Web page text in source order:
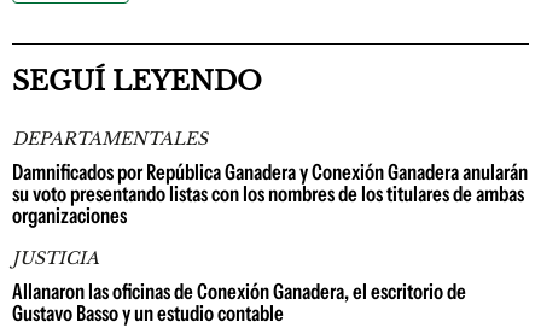
SEGUÍ LEYENDO
DEPARTAMENTALES
Damnificados por República Ganadera y Conexión Ganadera anularán
su voto presentando listas con los nombres de los titulares de ambas
organizaciones
JUSTICIA
Allanaron las oficinas de Conexión Ganadera, el escritorio de
Gustavo Basso y un estudio contable